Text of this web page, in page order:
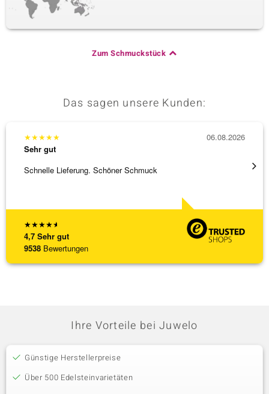
Zum Schmuckstück
Das sagen unsere Kunden:
★★★★★
4,7 Sehr gut
9538 Bewertungen
★★★★★
Sehr gut
Schnelle Lieferung. Schöner Schmuck
06.08.2026
Ihre Vorteile bei Juwelo
Günstige Herstellerpreise
Über 500 Edelsteinvarietäten